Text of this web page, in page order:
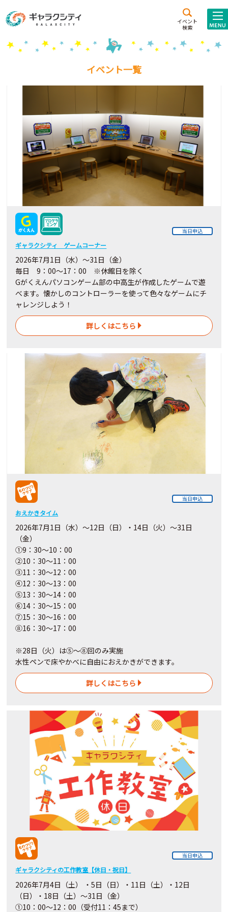
イベント
検索
施設案内
こども
西新井
施設･
こどもみーてぃんぐ
Gがくえん
ブランドからのお知らせ
いっしょに創る
イベントレポート
イベント一覧
当日申込
ギャラクシティ ゲームコーナー
2026年7月1日（水）～31日（金）
毎日 9：00～17：00 ※休館日を除く
Gがくえんパソコンゲーム部の中高生が作成したゲームで遊
べます。懐かしのコントローラーを使って色々なゲームにチ
ャレンジしよう！
詳しくはこちら
当日申込
おえかきタイム
2026年7月1日（水）～12日（日）・14日（火）～31日
（金）
①9：30～10：00
②10：30～11：00
③11：30～12：00
④12：30～13：00
⑤13：30～14：00
⑥14：30～15：00
⑦15：30～16：00
⑧16：30～17：00
※28日（火）は⑤～⑧回のみ実施
水性ペンで床やかべに自由におえかきができます。
詳しくはこちら
当日申込
ギャラクシティの工作教室【休日・祝日】
2026年7月4日（土） ・5日（日）・11日（土）・12日
（日）・18日（土）～31日（金）
①10：00～12：00（受付11：45まで）